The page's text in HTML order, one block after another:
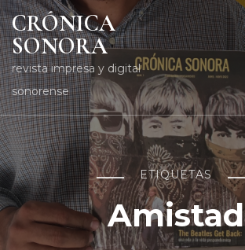
CRÓNICA
SONORA
revista impresa y digital
sonorense
ETIQUETAS
Amistad